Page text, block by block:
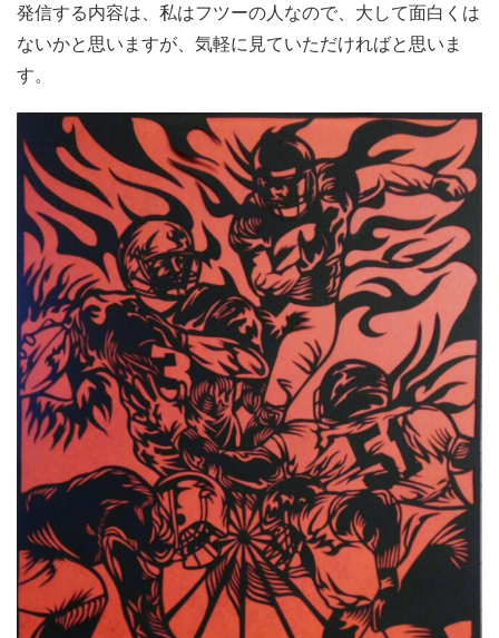
発信する内容は、私はフツーの人なので、大して面白くは
ないかと思いますが、気軽に見ていただければと思いま
す。